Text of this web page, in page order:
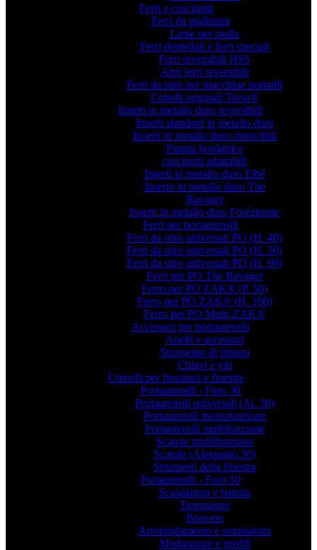
Ferri e cuscinetti
Ferri da piallatura
Lame per pialla
Ferri dentellati e ferri speciali
Ferri reversibili HSS
Altri ferri reversibili
Ferri da stiro per macchine portatili
Coltelli originali Tersa®
Inserti in metallo duro reversibili
Inserti standard in metallo duro
Inserti in metallo duro rimovibili
Piastra bordatrice
cuscinetti adattabili
Inserti in metallo duro Elbé
Inserto in metallo duro The
Ravager
Inserti in metallo duro Forézienne
Ferri per portautensili
Ferri da stiro universali PO (H. 40)
Ferri da stiro universali PO (H. 50)
Ferri da stiro universali PO (H. 90)
Ferri per PO The Ravager
Ferro per PO ZAK® (P. 50)
Ferro per PO ZAK® (H. 100)
Ferro per PO Multi-ZAK®
Accessori per portautensili
Anelli e accessori
Strumento di misura
Chiavi e viti
Utensili per fresatura e finestre
Portautensili - Foro 30
Portautensili universali (Al. 30)
Portautensili monofunzione
Portautensili multifunzione
Scatole multifunzione
Scatole (Alesaggio 30)
Strumenti della finestra
Portautensili - Foro 50
Scanalatura e battuta
Tenonatore
Bouvets
Arrotondamento e smussatura
Modanature e profili